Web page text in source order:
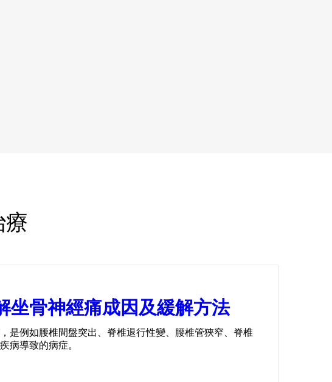
療
坐骨神經痛成因及緩解方法
是例如腰椎間盤突出、脊椎退行性變、腰椎管狹窄、脊椎
病導致的病症。